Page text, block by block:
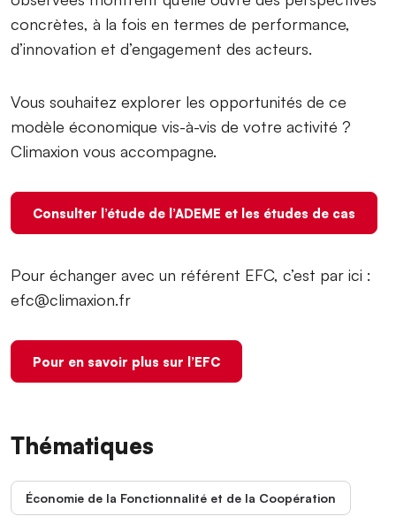
concrètes, à la fois en termes de performance,
d’innovation et d’engagement des acteurs.
Vous souhaitez explorer les opportunités de ce
modèle économique vis-à-vis de votre activité ?
Climaxion vous accompagne.
Consulter l’étude de l’ADEME et les études de cas
Pour échanger avec un référent EFC, c’est par ici :
efc@climaxion.fr
Pour en savoir plus sur l’EFC
Thématiques
Économie de la Fonctionnalité et de la Coopération